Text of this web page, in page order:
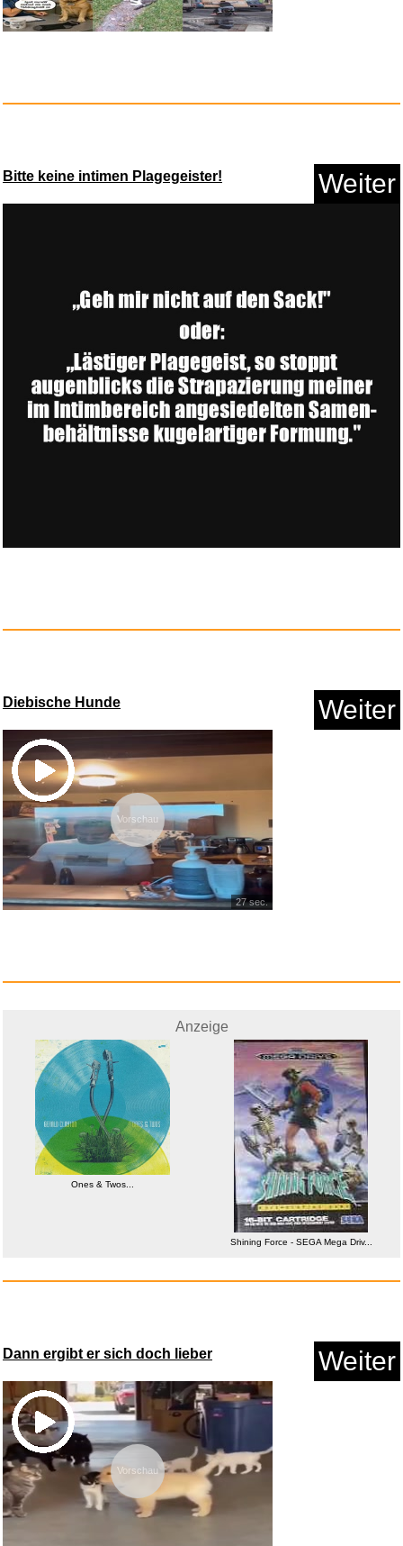
SMD Aufpassen Wir sind
verr&uu...
Logitech G Astro A50 Lightspee...
Anzeige
akku-net Enersys/Hawker
Bleiak...
Bitte keine intimen Plagegeister! Weiter
Diebische Hunde Weiter
Vorschau
27 sec.
Anzeige
Ones & Twos...
Shining Force - SEGA Mega Driv...
Dann ergibt er sich doch lieber Weiter
Vorschau